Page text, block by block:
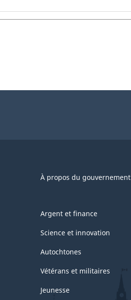
À propos du gouvernement
Argent et finance
Science et innovation
Autochtones
Vétérans et militaires
Jeunesse